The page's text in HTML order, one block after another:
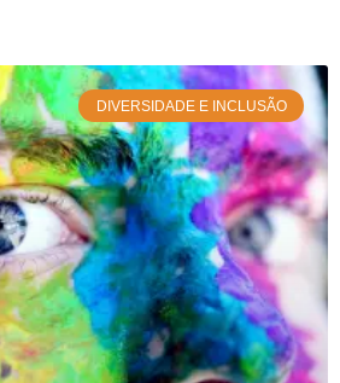
DIVERSIDADE E INCLUSÃO